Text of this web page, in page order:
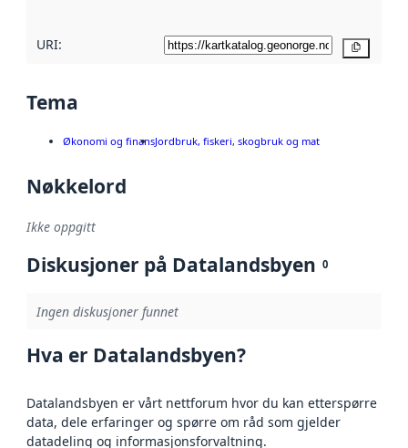
URI:
Tema
Økonomi og finansJordbruk, fiskeri, skogbruk og mat
Nøkkelord
Ikke oppgitt
Diskusjoner på Datalandsbyen 0
Ingen diskusjoner funnet
Hva er Datalandsbyen?
Datalandsbyen er vårt nettforum hvor du kan etterspørre
data, dele erfaringer og spørre om råd som gjelder
datadeling og informasjonsforvaltning.